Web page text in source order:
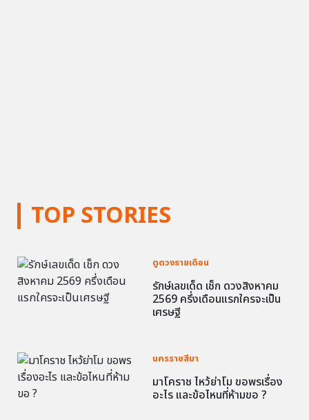
TOP STORIES
ดูดวงรายเดือน
รักษ์เลขเด็ด เช็ก ดวงสิงหาคม
2569 ครึ่งเดือนแรกใครจะเป็น
เศรษฐี
นครราชสีมา
มาโคราช ไหว้ย่าโม ขอพรเรื่อง
อะไร และข้อไหนที่ห้ามขอ ?